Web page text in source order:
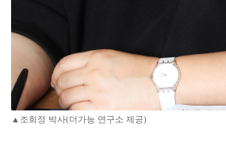
▲조희정 박사(더가능 연구소 제공)